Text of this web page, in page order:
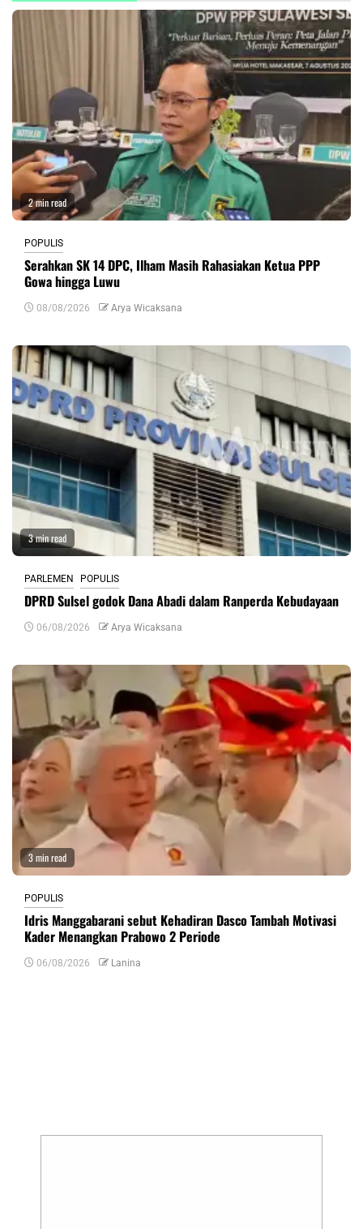
2 min read
POPULIS
Serahkan SK 14 DPC, Ilham Masih Rahasiakan Ketua PPP
Gowa hingga Luwu
08/08/2026 Arya Wicaksana
3 min read
PARLEMEN POPULIS
DPRD Sulsel godok Dana Abadi dalam Ranperda Kebudayaan
06/08/2026 Arya Wicaksana
3 min read
POPULIS
Idris Manggabarani sebut Kehadiran Dasco Tambah Motivasi
Kader Menangkan Prabowo 2 Periode
06/08/2026 Lanina